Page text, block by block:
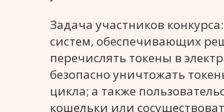
Задача участников
систем, обеспечивающих
перечислять токены в
безопасно уничтожать
цикла; а также
кошельки или